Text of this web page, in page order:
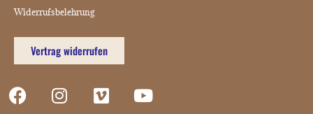
Widerrufsbelehrung
Vertrag widerrufen